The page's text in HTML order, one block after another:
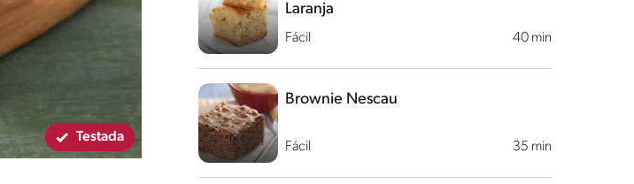
Testada
Fácil 40 min
Laranja
Fácil 35 min
Brownie Nescau